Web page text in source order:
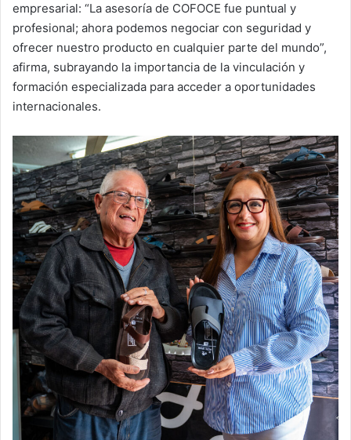
empresarial: “La asesoría de COFOCE fue puntual y
profesional; ahora podemos negociar con seguridad y
ofrecer nuestro producto en cualquier parte del mundo”,
afirma, subrayando la importancia de la vinculación y
formación especializada para acceder a oportunidades
internacionales.